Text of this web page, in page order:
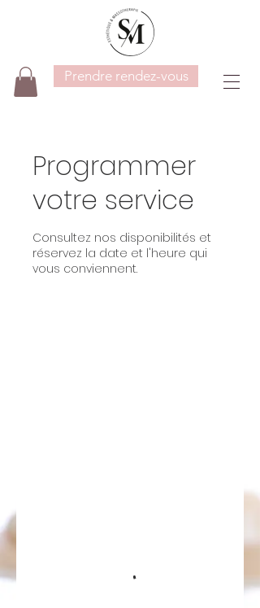
Prendre rendez-vous
Programmer
votre service
Consultez nos disponibilités et
réservez la date et l'heure qui
vous conviennent.